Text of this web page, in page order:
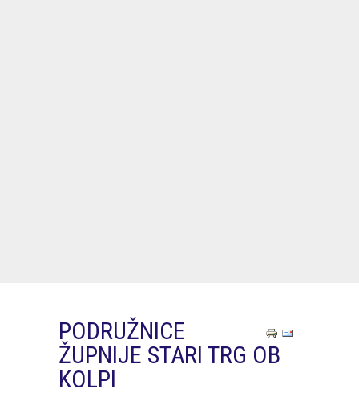
PODRUŽNICE
ŽUPNIJE STARI TRG OB
KOLPI